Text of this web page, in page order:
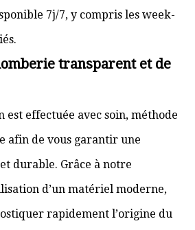
7j/7, y compris les week-
transparent et de
est effectuée avec soin, méthode
afin de vous garantir une
durable. Grâce à notre
d’un matériel moderne,
rapidement l’origine du